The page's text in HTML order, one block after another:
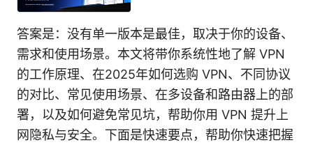
答案是：没有单一版本是最佳，取决于你的设备、
需求和使用场景。本文将带你系统性地了解 VPN
的工作原理、在2025年如何选购 VPN、不同协议
的对比、常见使用场景、在多设备和路由器上的部
署，以及如何避免常见坑，帮助你用 VPN 提升上
网隐私与安全。下面是快速要点，帮助你快速把握